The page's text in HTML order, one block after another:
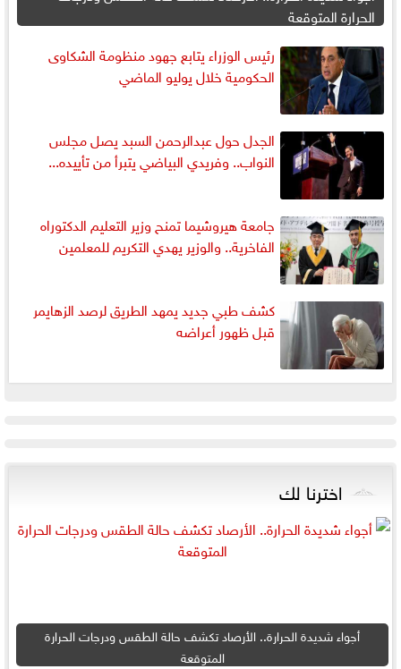
الحرارة المتوقعة
رئيس الوزراء يتابع جهود منظومة الشكاوى
الحكومية خلال يوليو الماضي
الجدل حول عبدالرحمن السبد يصل مجلس
النواب.. وفريدي البياضي يتبرأ من تأييده...
جامعة هيروشيما تمنح وزير التعليم الدكتوراه
الفاخرية.. والوزير يهدي التكريم للمعلمين
كشف طبي جديد يمهد الطريق لرصد الزهايمر
قبل ظهور أعراضه
اخترنا لك
أجواء شديدة الحرارة.. الأرصاد تكشف حالة الطقس ودرجات الحرارة
المتوقعة